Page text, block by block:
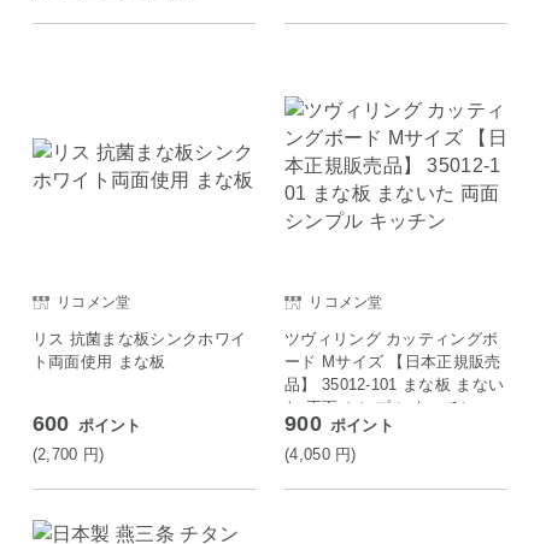
リコメン堂
リス 抗菌まな板シンクホワイ
ト両面使用 まな板
600 ポイント
(2,700 円)
リコメン堂
ツヴィリング カッティングボ
ード Mサイズ 【日本正規販売
品】 35012-101 まな板 まない
た 両面 シンプル キッチン
900 ポイント
(4,050 円)